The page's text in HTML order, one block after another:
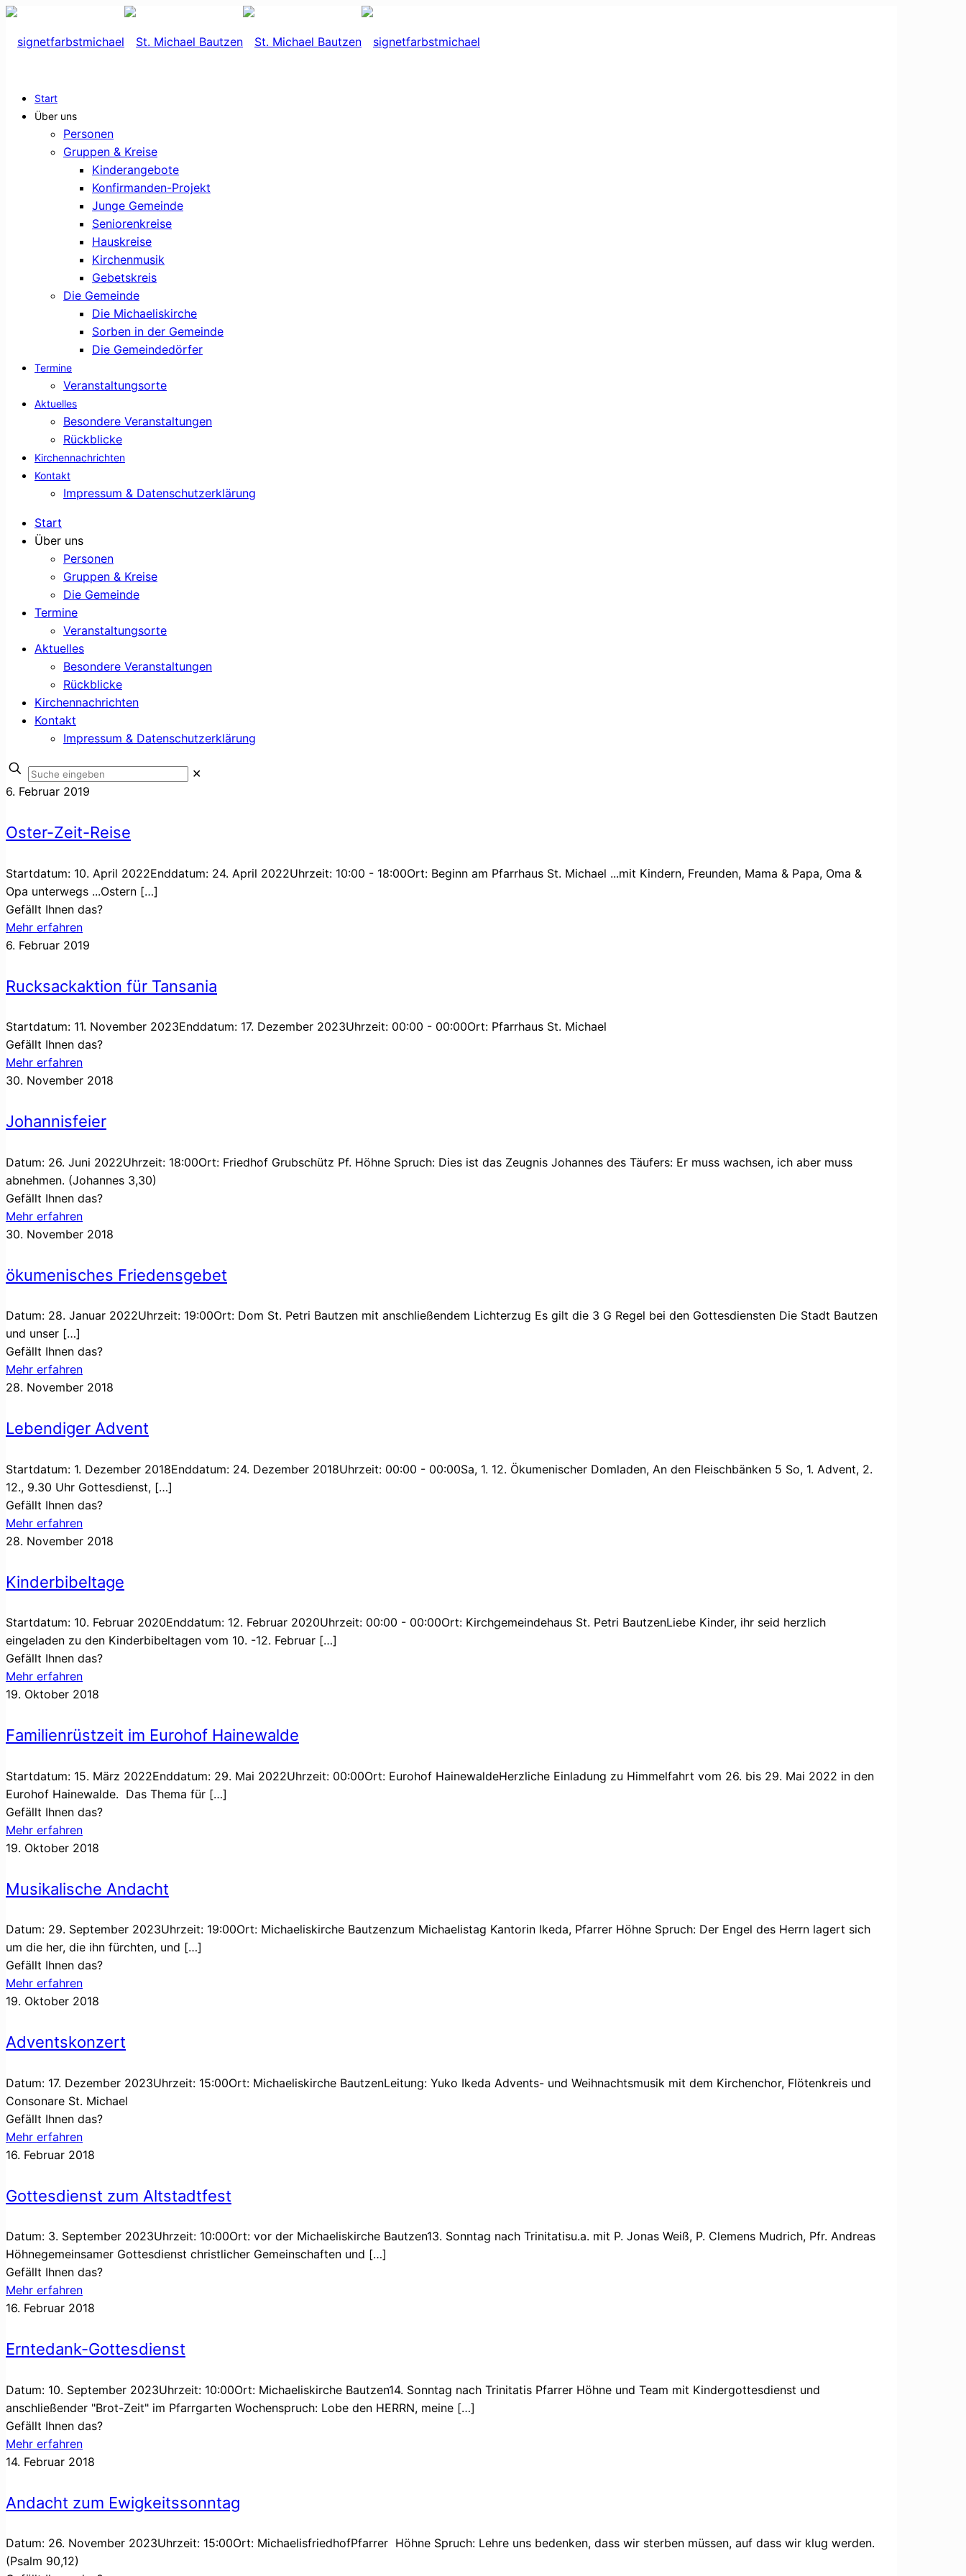
Start
Über uns
Personen
Gruppen & Kreise
Kinderangebote
Konfirmanden-Projekt
Junge Gemeinde
Seniorenkreise
Hauskreise
Kirchenmusik
Gebetskreis
Die Gemeinde
Die Michaeliskirche
Sorben in der Gemeinde
Die Gemeindedörfer
Termine
Veranstaltungsorte
Aktuelles
Besondere Veranstaltungen
Rückblicke
Kirchennachrichten
Kontakt
Impressum & Datenschutzerklärung
Start
Über uns
Personen
Gruppen & Kreise
Die Gemeinde
Termine
Veranstaltungsorte
Aktuelles
Besondere Veranstaltungen
Rückblicke
Kirchennachrichten
Kontakt
Impressum & Datenschutzerklärung
✕
6. Februar 2019
Oster-Zeit-Reise
Startdatum: 10. April 2022Enddatum: 24. April 2022Uhrzeit: 10:00 - 18:00Ort: Beginn am Pfarrhaus St. Michael ...mit Kindern, Freunden, Mama & Papa, Oma &
Opa unterwegs ...Ostern […]
Gefällt Ihnen das?
Mehr erfahren
6. Februar 2019
Rucksackaktion für Tansania
Startdatum: 11. November 2023Enddatum: 17. Dezember 2023Uhrzeit: 00:00 - 00:00Ort: Pfarrhaus St. Michael
Gefällt Ihnen das?
Mehr erfahren
30. November 2018
Johannisfeier
Datum: 26. Juni 2022Uhrzeit: 18:00Ort: Friedhof Grubschütz Pf. Höhne Spruch: Dies ist das Zeugnis Johannes des Täufers: Er muss wachsen, ich aber muss
abnehmen. (Johannes 3,30)
Gefällt Ihnen das?
Mehr erfahren
30. November 2018
ökumenisches Friedensgebet
Datum: 28. Januar 2022Uhrzeit: 19:00Ort: Dom St. Petri Bautzen mit anschließendem Lichterzug Es gilt die 3 G Regel bei den Gottesdiensten Die Stadt Bautzen
und unser […]
Gefällt Ihnen das?
Mehr erfahren
28. November 2018
Lebendiger Advent
Startdatum: 1. Dezember 2018Enddatum: 24. Dezember 2018Uhrzeit: 00:00 - 00:00Sa, 1. 12. Ökumenischer Domladen, An den Fleischbänken 5 So, 1. Advent, 2.
12., 9.30 Uhr Gottesdienst, […]
Gefällt Ihnen das?
Mehr erfahren
28. November 2018
Kinderbibeltage
Startdatum: 10. Februar 2020Enddatum: 12. Februar 2020Uhrzeit: 00:00 - 00:00Ort: Kirchgemeindehaus St. Petri BautzenLiebe Kinder, ihr seid herzlich
eingeladen zu den Kinderbibeltagen vom 10. -12. Februar […]
Gefällt Ihnen das?
Mehr erfahren
19. Oktober 2018
Familienrüstzeit im Eurohof Hainewalde
Startdatum: 15. März 2022Enddatum: 29. Mai 2022Uhrzeit: 00:00Ort: Eurohof HainewaldeHerzliche Einladung zu Himmelfahrt vom 26. bis 29. Mai 2022 in den
Eurohof Hainewalde. Das Thema für […]
Gefällt Ihnen das?
Mehr erfahren
19. Oktober 2018
Musikalische Andacht
Datum: 29. September 2023Uhrzeit: 19:00Ort: Michaeliskirche Bautzenzum Michaelistag Kantorin Ikeda, Pfarrer Höhne Spruch: Der Engel des Herrn lagert sich
um die her, die ihn fürchten, und […]
Gefällt Ihnen das?
Mehr erfahren
19. Oktober 2018
Adventskonzert
Datum: 17. Dezember 2023Uhrzeit: 15:00Ort: Michaeliskirche BautzenLeitung: Yuko Ikeda Advents- und Weihnachtsmusik mit dem Kirchenchor, Flötenkreis und
Consonare St. Michael
Gefällt Ihnen das?
Mehr erfahren
16. Februar 2018
Gottesdienst zum Altstadtfest
Datum: 3. September 2023Uhrzeit: 10:00Ort: vor der Michaeliskirche Bautzen13. Sonntag nach Trinitatisu.a. mit P. Jonas Weiß, P. Clemens Mudrich, Pfr. Andreas
Höhnegemeinsamer Gottesdienst christlicher Gemeinschaften und […]
Gefällt Ihnen das?
Mehr erfahren
16. Februar 2018
Erntedank-Gottesdienst
Datum: 10. September 2023Uhrzeit: 10:00Ort: Michaeliskirche Bautzen14. Sonntag nach Trinitatis Pfarrer Höhne und Team mit Kindergottesdienst und
anschließender "Brot-Zeit" im Pfarrgarten Wochenspruch: Lobe den HERRN, meine […]
Gefällt Ihnen das?
Mehr erfahren
14. Februar 2018
Andacht zum Ewigkeitssonntag
Datum: 26. November 2023Uhrzeit: 15:00Ort: MichaelisfriedhofPfarrer Höhne Spruch: Lehre uns bedenken, dass wir sterben müssen, auf dass wir klug werden.
(Psalm 90,12)